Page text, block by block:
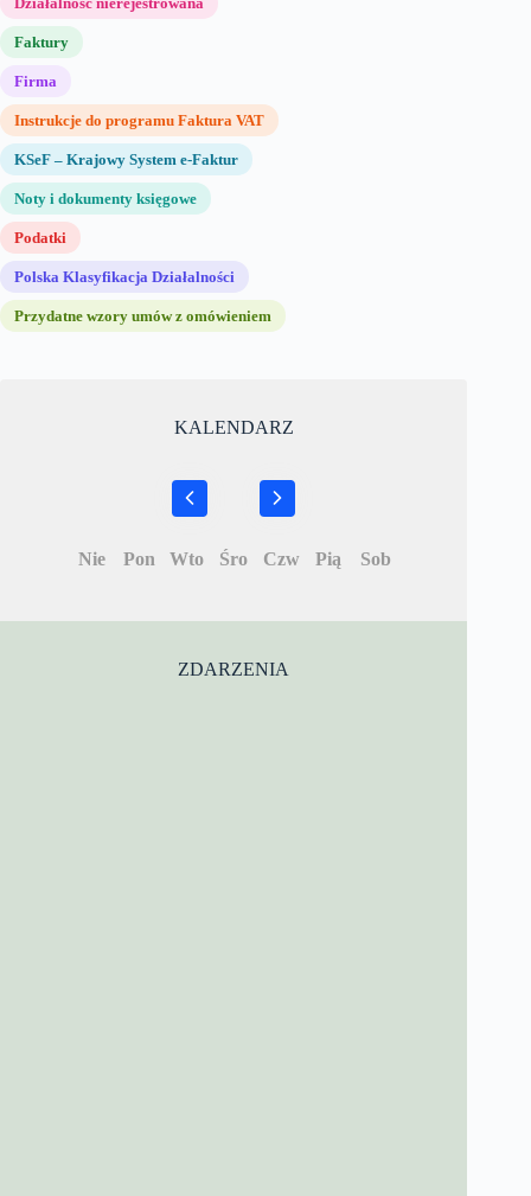
Faktury
Firma
Instrukcje do programu Faktura VAT
KSeF – Krajowy System e-Faktur
Noty i dokumenty księgowe
Podatki
Polska Klasyfikacja Działalności
Przydatne wzory umów z omówieniem
KALENDARZ
Nie Pon Wto Śro Czw Pią Sob
ZDARZENIA